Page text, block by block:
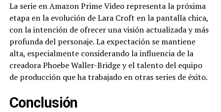
La serie en Amazon Prime Video representa la próxima
etapa en la evolución de Lara Croft en la pantalla chica,
con la intención de ofrecer una visión actualizada y más
profunda del personaje. La expectación se mantiene
alta, especialmente considerando la influencia de la
creadora Phoebe Waller-Bridge y el talento del equipo
de producción que ha trabajado en otras series de éxito.
Conclusión